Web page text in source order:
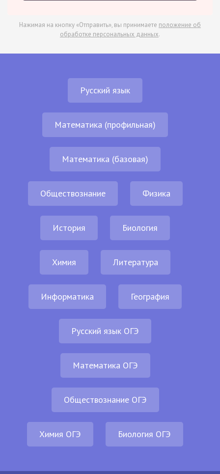
Нажимая на кнопку «Отправить», вы принимаете положение об
обработке персональных данных.
Русский язык
Математика (профильная)
Математика (базовая)
Обществознание Физика
История Биология
Химия Литература
Информатика География
Русский язык ОГЭ
Математика ОГЭ
Обществознание ОГЭ
Химия ОГЭ Биология ОГЭ